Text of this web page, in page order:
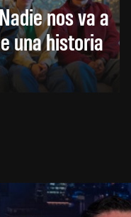
nos va a
una historia